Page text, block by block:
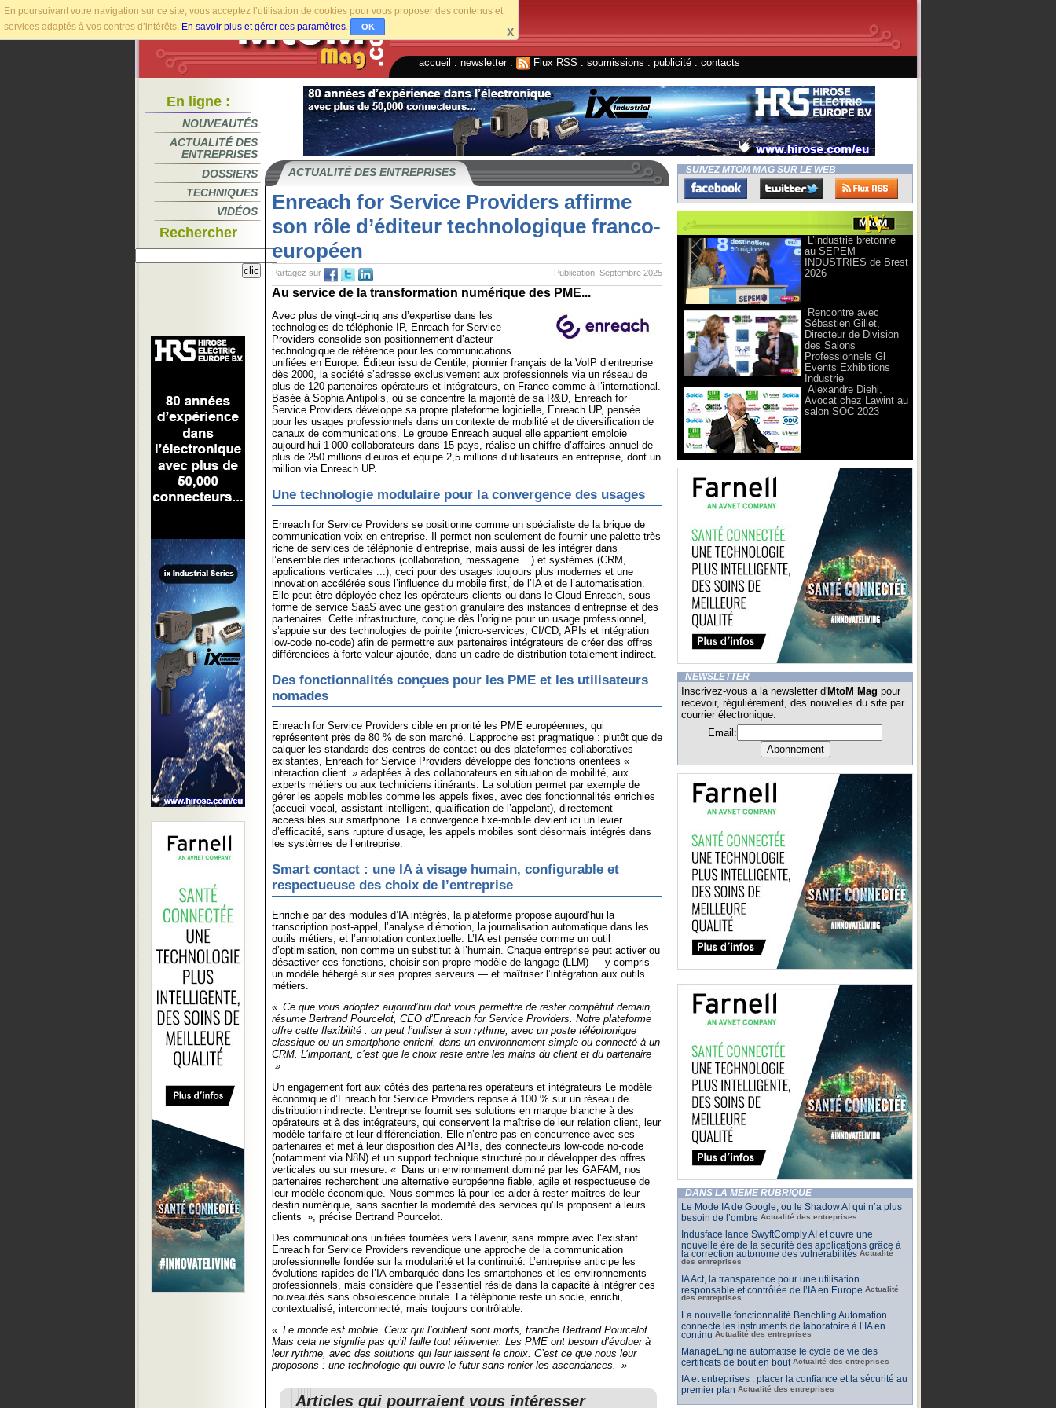
En poursuivant votre navigation sur ce site, vous acceptez l’utilisation de cookies pour vous proposer des contenus et
services adaptés à vos centres d’intérêts. En savoir plus et gérer ces paramètres. OK X
accueil newsletter. Flux RSS soumissions publicité contacts
En ligne :
NOUVEAUTÉS
ACTUALITÉ DES
ENTREPRISES
DOSSIERS
TECHNIQUES
VIDÉOS
Rechercher
ACTUALITÉ DES ENTREPRISES
Enreach for Service Providers affirme
son rôle d’éditeur technologique franco-
européen
Publication: Septembre 2025
Partagez sur
Au service de la transformation numérique des PME...
Avec plus de vingt-cinq ans d’expertise dans les
technologies de téléphonie IP, Enreach for Service
Providers consolide son positionnement d’acteur
technologique de référence pour les communications
unifiées en Europe. Éditeur issu de Centile, pionnier français de la VoIP d’entreprise
dès 2000, la société s’adresse exclusivement aux professionnels via un réseau de
plus de 120 partenaires opérateurs et intégrateurs, en France comme à l’international.
Basée à Sophia Antipolis, où se concentre la majorité de sa R&D, Enreach for
Service Providers développe sa propre plateforme logicielle, Enreach UP, pensée
pour les usages professionnels dans un contexte de mobilité et de diversification de
canaux de communications. Le groupe Enreach auquel elle appartient emploie
aujourd’hui 1 000 collaborateurs dans 15 pays, réalise un chiffre d’affaires annuel de
plus de 250 millions d’euros et équipe 2,5 millions d’utilisateurs en entreprise, dont un
million via Enreach UP.
Une technologie modulaire pour la convergence des usages
Enreach for Service Providers se positionne comme un spécialiste de la brique de
communication voix en entreprise. Il permet non seulement de fournir une palette très
riche de services de téléphonie d’entreprise, mais aussi de les intégrer dans
l’ensemble des interactions (collaboration, messagerie ...) et systèmes (CRM,
applications verticales ...), ceci pour des usages toujours plus modernes et une
innovation accélérée sous l’influence du mobile first, de l’IA et de l’automatisation.
Elle peut être déployée chez les opérateurs clients ou dans le Cloud Enreach, sous
forme de service SaaS avec une gestion granulaire des instances d’entreprise et des
partenaires. Cette infrastructure, conçue dès l’origine pour un usage professionnel,
s’appuie sur des technologies de pointe (micro-services, CI/CD, APIs et intégration
low-code no-code) afin de permettre aux partenaires intégrateurs de créer des offres
différenciées à forte valeur ajoutée, dans un cadre de distribution totalement indirect.
Des fonctionnalités conçues pour les PME et les utilisateurs
nomades
Enreach for Service Providers cible en priorité les PME européennes, qui
représentent près de 80 % de son marché. L’approche est pragmatique : plutôt que de
calquer les standards des centres de contact ou des plateformes collaboratives
existantes, Enreach for Service Providers développe des fonctions orientées «
interaction client » adaptées à des collaborateurs en situation de mobilité, aux
experts métiers ou aux techniciens itinérants. La solution permet par exemple de
gérer les appels mobiles comme les appels fixes, avec des fonctionnalités enrichies
(accueil vocal, assistant intelligent, qualification de l’appelant), directement
accessibles sur smartphone. La convergence fixe-mobile devient ici un levier
d’efficacité, sans rupture d’usage, les appels mobiles sont désormais intégrés dans
les systèmes de l’entreprise.
Smart contact : une IA à visage humain, configurable et
respectueuse des choix de l’entreprise
Enrichie par des modules d’IA intégrés, la plateforme propose aujourd’hui la
transcription post-appel, l’analyse d’émotion, la journalisation automatique dans les
outils métiers, et l’annotation contextuelle. L’IA est pensée comme un outil
d’optimisation, non comme un substitut à l’humain. Chaque entreprise peut activer ou
désactiver ces fonctions, choisir son propre modèle de langage (LLM) — y compris
un modèle hébergé sur ses propres serveurs — et maîtriser l’intégration aux outils
métiers.
« Ce que vous adoptez aujourd’hui doit vous permettre de rester compétitif demain,
résume Bertrand Pourcelot, CEO d’Enreach for Service Providers. Notre plateforme
offre cette flexibilité : on peut l’utiliser à son rythme, avec un poste téléphonique
classique ou un smartphone enrichi, dans un environnement simple ou connecté à un
CRM. L’important, c’est que le choix reste entre les mains du client et du partenaire
».
Un engagement fort aux côtés des partenaires opérateurs et intégrateurs Le modèle
économique d’Enreach for Service Providers repose à 100 % sur un réseau de
distribution indirecte. L’entreprise fournit ses solutions en marque blanche à des
opérateurs et à des intégrateurs, qui conservent la maîtrise de leur relation client, leur
modèle tarifaire et leur différenciation. Elle n’entre pas en concurrence avec ses
partenaires et met à leur disposition des APIs, des connecteurs low-code no-code
(notamment via N8N) et un support technique structuré pour développer des offres
verticales ou sur mesure. « Dans un environnement dominé par les GAFAM, nos
partenaires recherchent une alternative européenne fiable, agile et respectueuse de
leur modèle économique. Nous sommes là pour les aider à rester maîtres de leur
destin numérique, sans sacrifier la modernité des services qu’ils proposent à leurs
clients », précise Bertrand Pourcelot.
Des communications unifiées tournées vers l’avenir, sans rompre avec l’existant
Enreach for Service Providers revendique une approche de la communication
professionnelle fondée sur la modularité et la continuité. L’entreprise anticipe les
évolutions rapides de l’IA embarquée dans les smartphones et les environnements
professionnels, mais considère que l’essentiel réside dans la capacité à intégrer ces
nouveautés sans obsolescence brutale. La téléphonie reste un socle, enrichi,
contextualisé, interconnecté, mais toujours contrôlable.
« Le monde est mobile. Ceux qui l’oublient sont morts, tranche Bertrand Pourcelot.
Mais cela ne signifie pas qu’il faille tout réinventer. Les PME ont besoin d’évoluer à
leur rythme, avec des solutions qui leur laissent le choix. C’est ce que nous leur
proposons : une technologie qui ouvre le futur sans renier les ascendances. »
Articles qui pourraient vous intéresser
SUIVEZ MTOM MAG SUR LE WEB
L’industrie bretonne
au SEPEM
INDUSTRIES de Brest
2026
Rencontre avec
Sébastien Gillet,
Directeur de Division
des Salons
Professionnels Gl
Events Exhibitions
Industrie
Alexandre Diehl,
Avocat chez Lawint au
salon SOC 2023
NEWSLETTER
Inscrivez-vous a la newsletter d'MtoM Mag pour
recevoir, régulièrement, des nouvelles du site par
courrier électronique.
Email:
DANS LA MÊME RUBRIQUE
Le Mode IA de Google, ou le Shadow AI qui n’a plus
besoin de l’ombre Actualité des entreprises
Indusface lance SwyftComply AI et ouvre une
nouvelle ère de la sécurité des applications grâce à
la correction autonome des vulnérabilités Actualité
des entreprises
IA Act, la transparence pour une utilisation
responsable et contrôlée de l’IA en Europe Actualité
des entreprises
La nouvelle fonctionnalité Benchling Automation
connecte les instruments de laboratoire à l’IA en
continu Actualité des entreprises
ManageEngine automatise le cycle de vie des
certificats de bout en bout Actualité des entreprises
IA et entreprises : placer la confiance et la sécurité au
premier plan Actualité des entreprises